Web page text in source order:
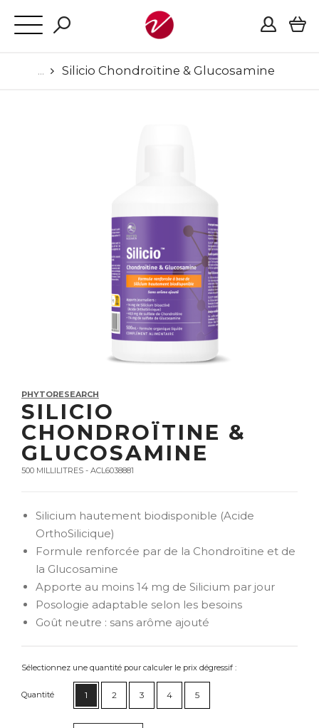
Silicio Chondroïtine & Glucosamine
PHYTORESEARCH
SILICIO
CHONDROÏTINE &
GLUCOSAMINE
500 MILLILITRES - ACL6038881
Silicium hautement biodisponible (Acide
OrthoSilicique)
Formule renforcée par de la Chondroïtine et de
la Glucosamine
Apporte au moins 14 mg de Silicium par jour
Posologie adaptable selon les besoins
Goût neutre : sans arôme ajouté
Sélectionnez une quantité pour calculer le prix dégressif :
Quantité 1 2 3 4 5